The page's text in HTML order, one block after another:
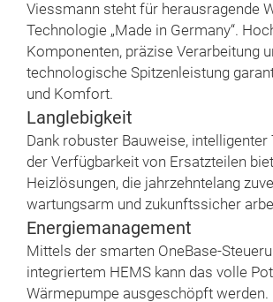
Viessmann steht für herausragende
Technologie „Made in Germany“.
Komponenten, präzise Verarbeitung
technologische Spitzen­leistung
und Komfort.
Langlebigkeit
Dank robuster Bauweise, intelligenter
der Verfügbarkeit von Ersatzteilen
Heizlösungen, die jahrzehntelang
wartungsarm und zukunftssicher
Energiemanagement
Mittels der smarten OneBase-
integriertem HEMS kann das volle
Wärmepumpe ausgeschöpft werden.